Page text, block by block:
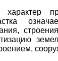
характер